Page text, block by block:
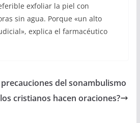
exfoliar la piel con
sin agua. Porque «un alto
explica el farmacéutico
del sonambulismo
cristianos hacen oraciones?